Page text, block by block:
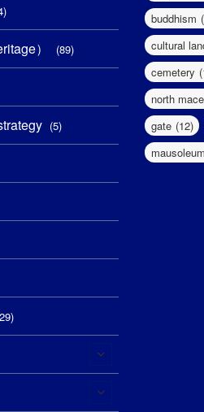
(3)
(43)
(6)
(1)
） (89)
(5)
buddhism
cultural
cemetery
north
gate (12)
mausoleum